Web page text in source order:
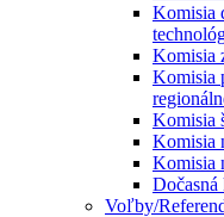
Komisia
Komisia
Komisia
Komisia
Komisia
Komisia
Dočasná
Voľby/